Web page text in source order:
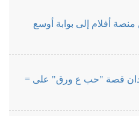
أفلام إلى بوابة أوسع
قصة "حب ع ورق" على =